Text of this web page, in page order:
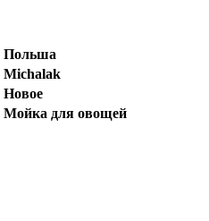
Польша
Michalak
Новое
Мойка для овощей